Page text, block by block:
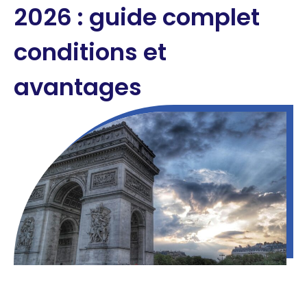
2026 : guide complet
conditions et
avantages